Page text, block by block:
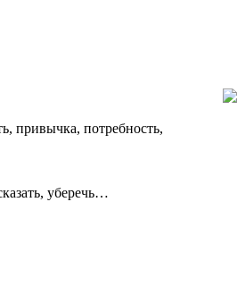
привычка, потребность,
уберечь…